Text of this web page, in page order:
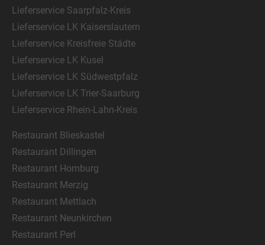
Lieferservice Saarpfalz-Kreis
Lieferservice LK Kaiserslautern
Lieferservice Kreisfreie Städte
Lieferservice LK Kusel
Lieferservice LK Südwestpfalz
Lieferservice LK Trier-Saarburg
Lieferservice Rhein-Lahn-Kreis
Restaurant Blieskastel
Restaurant Dillingen
Restaurant Homburg
Restaurant Merzig
Restaurant Mettlach
Restaurant Neunkirchen
Restaurant Perl